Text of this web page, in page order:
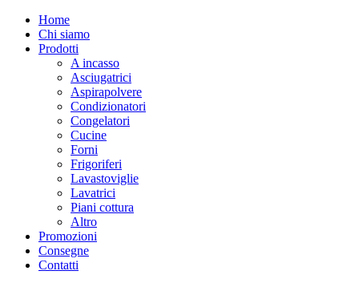
Home
Chi siamo
Prodotti
A incasso
Asciugatrici
Aspirapolvere
Condizionatori
Congelatori
Cucine
Forni
Frigoriferi
Lavastoviglie
Lavatrici
Piani cottura
Altro
Promozioni
Consegne
Contatti